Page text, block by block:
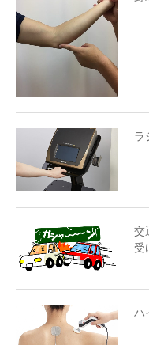
ラ
交
受
ハ